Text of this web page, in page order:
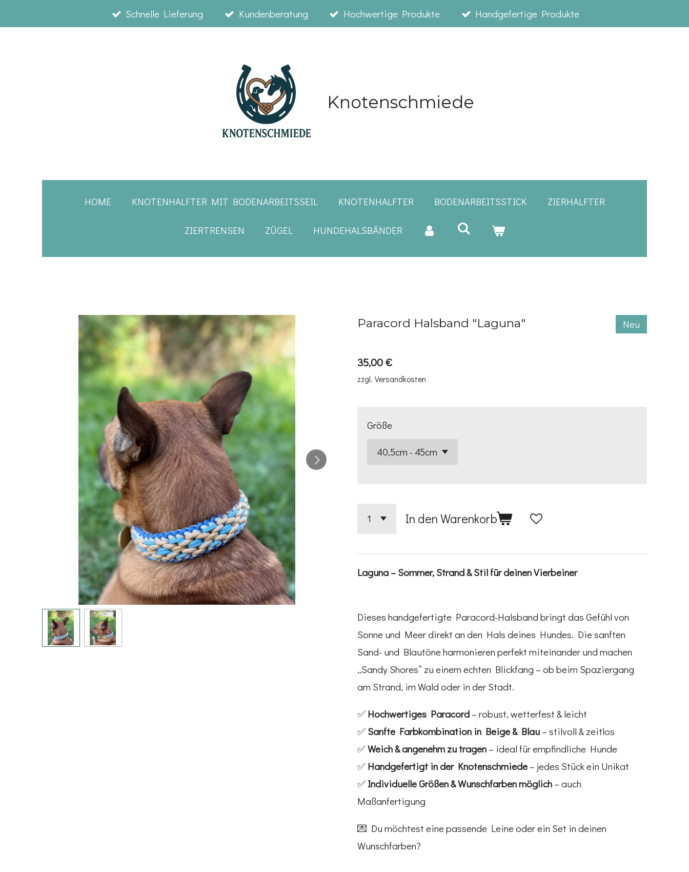
Hauptinhalt
Schnelle Lieferung Kundenberatung Hochwertige Produkte Handgefertige Produkte
Knotenschmiede
HOME KNOTENHALFTER MIT BODENARBEITSSEIL KNOTENHALFTER BODENARBEITSSTICK ZIERHALFTER
ZIERTRENSEN ZÜGEL HUNDEHALSBÄNDER
Paracord Halsband "Laguna" Neu
35,00 €
zzgl. Versandkosten
Größe
In den Warenkorb
Laguna – Sommer, Strand & Stil für deinen Vierbeiner
Dieses handgefertigte Paracord-Halsband bringt das Gefühl von
Sonne und Meer direkt an den Hals deines Hundes. Die sanften
Sand- und Blautöne harmonieren perfekt miteinander und machen
„Sandy Shores“ zu einem echten Blickfang – ob beim Spaziergang
am Strand, im Wald oder in der Stadt.
✅ Hochwertiges Paracord – robust, wetterfest & leicht
✅ Sanfte Farbkombination in Beige & Blau – stilvoll & zeitlos
✅Weich & angenehm zu tragen – ideal für empfindliche Hunde
✅ Handgefertigt in der Knotenschmiede – jedes Stück ein Unikat
✅ Individuelle Größen & Wunschfarben möglich – auch
Maßanfertigung
💌 Du möchtest eine passende Leine oder ein Set in deinen
Wunschfarben?